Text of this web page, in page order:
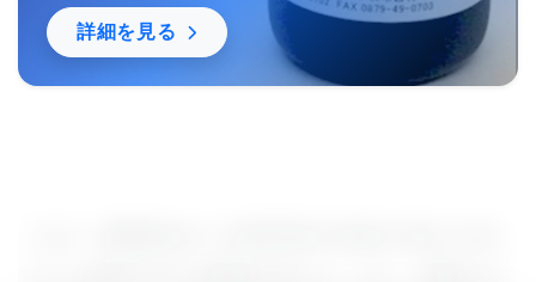
気ビーズでは困難だった多量の抗体精製を簡便に行
うことができます。
詳細を見る